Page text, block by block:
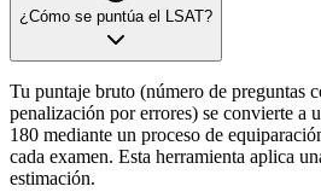
¿Cómo se puntúa el LSAT?
Tu puntaje bruto (número de preguntas
penalización por errores) se convierte a
180 mediante un proceso de
cada examen. Esta herramienta aplica
estimación.